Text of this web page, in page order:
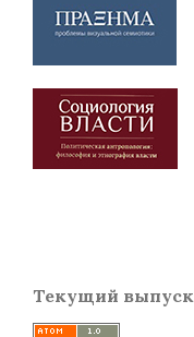
Текущий выпуск